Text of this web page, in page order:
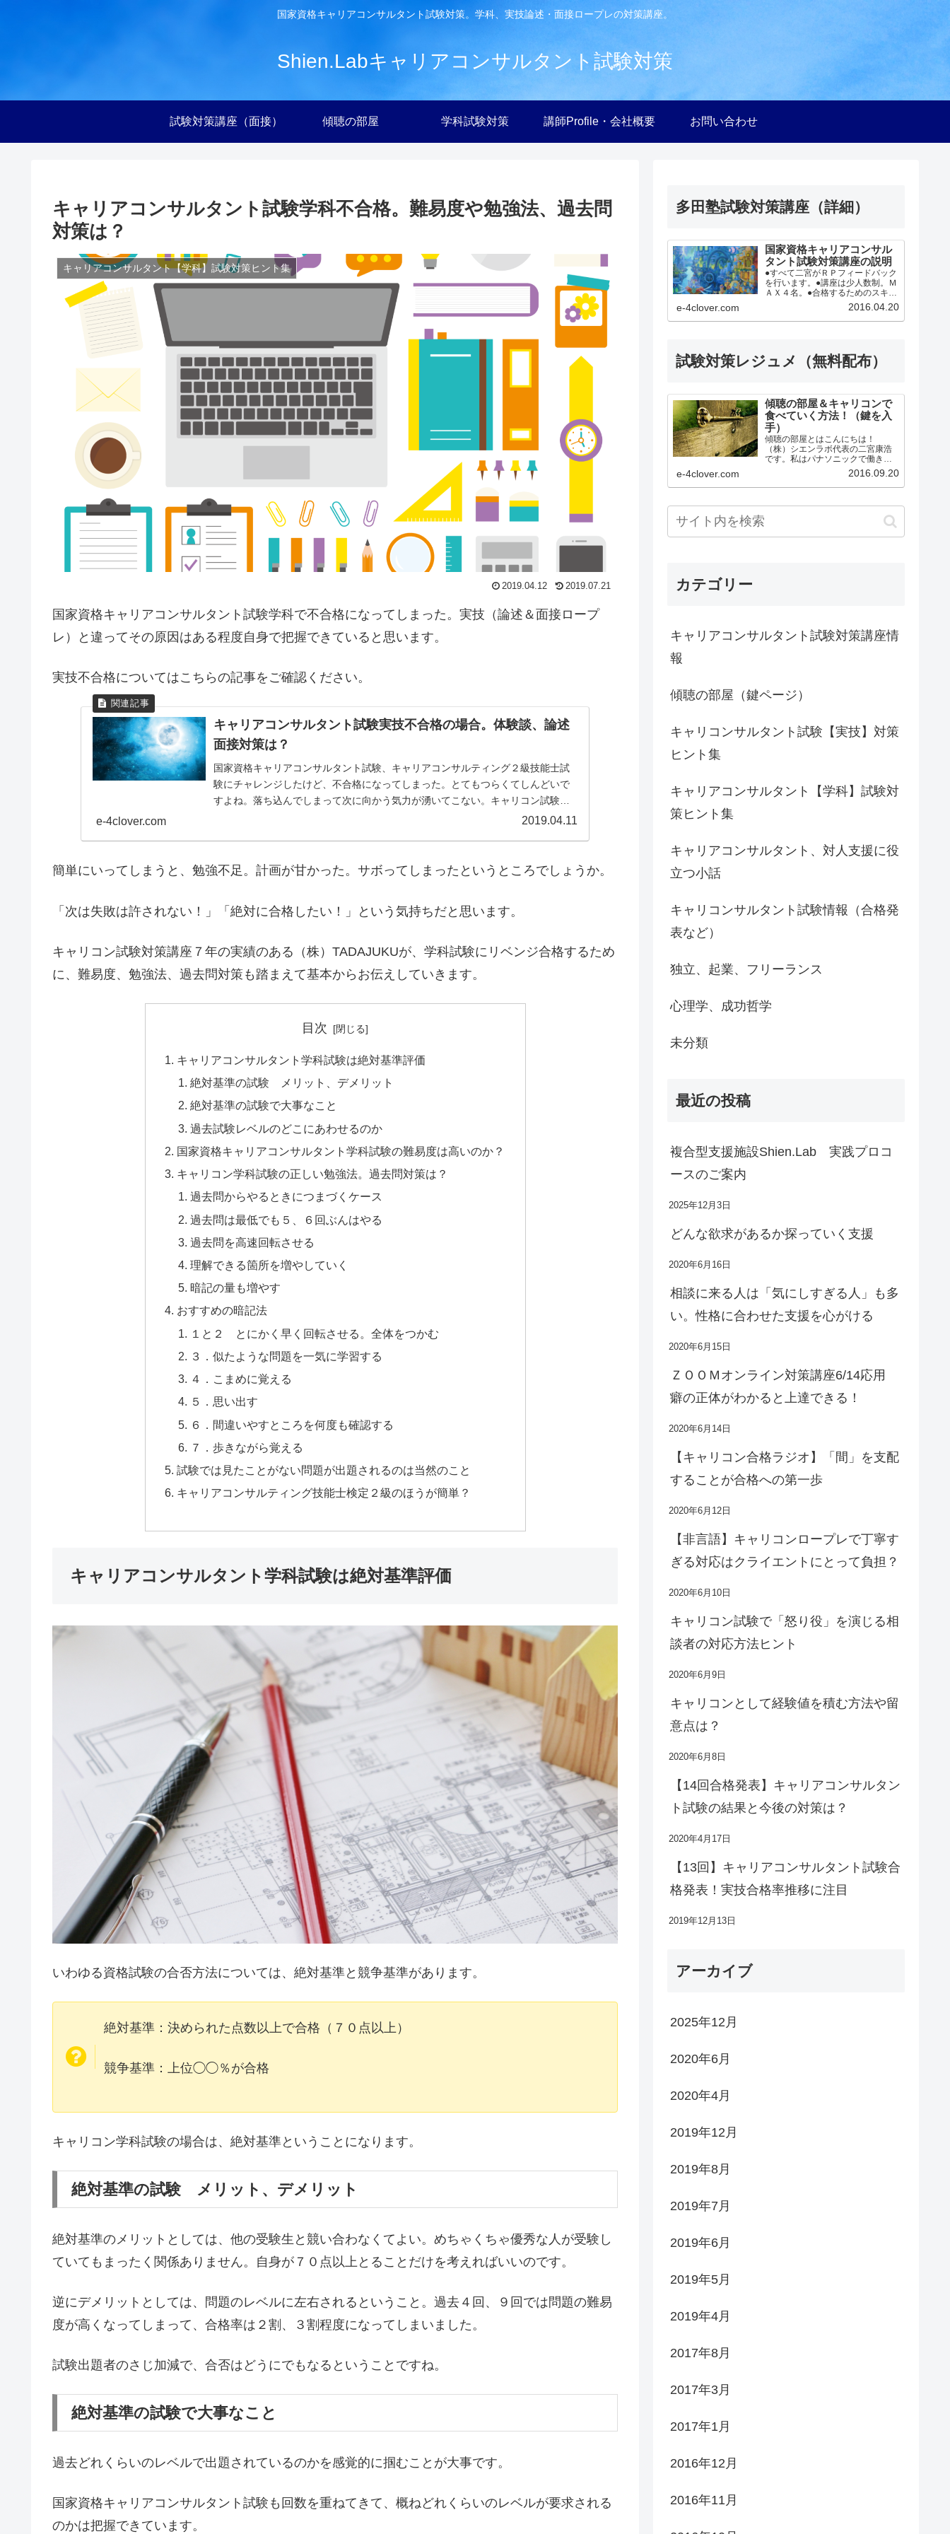
国家資格キャリアコンサルタント試験対策。学科、実技論述・面接ロープレの対策講座。
Shien.Labキャリアコンサルタント試験対策
試験対策講座（面接） 傾聴の部屋 学科試験対策 講師Profile・会社概要 お問い合わせ
キャリアコンサルタント試験学科不合格。難易度や勉強法、過去問
対策は？
キャリアコンサルタント【学科】試験対策ヒント集
2019.04.12 2019.07.21
国家資格キャリアコンサルタント試験学科で不合格になってしまった。実技（論述＆面接ロープ
レ）と違ってその原因はある程度自身で把握できていると思います。
実技不合格についてはこちらの記事をご確認ください。
キャリアコンサルタント試験実技不合格の場合。体験談、論述
面接対策は？
国家資格キャリアコンサルタント試験、キャリアコンサルティング２級技能士試
験にチャレンジしたけど、不合格になってしまった。とてもつらくてしんどいで
すよね。落ち込んでしまって次に向かう気力が湧いてこない。キャリコン試験に
e-4clover.com 2019.04.11
簡単にいってしまうと、勉強不足。計画が甘かった。サボってしまったというところでしょうか。
「次は失敗は許されない！」「絶対に合格したい！」という気持ちだと思います。
キャリコン試験対策講座７年の実績のある（株）TADAJUKUが、学科試験にリベンジ合格するため
に、難易度、勉強法、過去問対策も踏まえて基本からお伝えしていきます。
目次
キャリアコンサルタント学科試験は絶対基準評価
絶対基準の試験 メリット、デメリット
絶対基準の試験で大事なこと
過去試験レベルのどこにあわせるのか
国家資格キャリアコンサルタント学科試験の難易度は高いのか？
キャリコン学科試験の正しい勉強法。過去問対策は？
過去問からやるときにつまづくケース
過去問は最低でも５、６回ぶんはやる
過去問を高速回転させる
理解できる箇所を増やしていく
暗記の量も増やす
おすすめの暗記法
１と２ とにかく早く回転させる。全体をつかむ
３．似たような問題を一気に学習する
４．こまめに覚える
５．思い出す
６．間違いやすところを何度も確認する
７．歩きながら覚える
試験では見たことがない問題が出題されるのは当然のこと
キャリアコンサルティング技能士検定２級のほうが簡単？
キャリアコンサルタント学科試験は絶対基準評価
いわゆる資格試験の合否方法については、絶対基準と競争基準があります。
絶対基準：決められた点数以上で合格（７０点以上）
競争基準：上位◯◯％が合格
キャリコン学科試験の場合は、絶対基準ということになります。
絶対基準の試験 メリット、デメリット
絶対基準のメリットとしては、他の受験生と競い合わなくてよい。めちゃくちゃ優秀な人が受験し
ていてもまったく関係ありません。自身が７０点以上とることだけを考えればいいのです。
逆にデメリットとしては、問題のレベルに左右されるということ。過去４回、９回では問題の難易
度が高くなってしまって、合格率は２割、３割程度になってしまいました。
試験出題者のさじ加減で、合否はどうにでもなるということですね。
絶対基準の試験で大事なこと
過去どれくらいのレベルで出題されているのかを感覚的に掴むことが大事です。
国家資格キャリアコンサルタント試験も回数を重ねてきて、概ねどれくらいのレベルが要求される
のかは把握できています。
多田塾試験対策講座（詳細）
国家資格キャリアコンサル
タント試験対策講座の説明
●すべて二宮がＲＰフィードバック
を行います。●講座は少人数制。Ｍ
ＡＸ４名。●合格するためのスキル
を２日で徹底指導。●ロープレ実践
中心、的確なフィードバック。●受
講後、本番まで何をするべきか明
e-4clover.com 2016.04.20
試験対策レジュメ（無料配布）
傾聴の部屋＆キャリコンで
食べていく方法！（鍵を入
手）
傾聴の部屋とはこんにちは！
（株）シエンラボ代表の二宮康浩
です。私はパナソニックで働きな
がら、勉強の仕方を工夫し、１級
キャリアコンサルティング技能士
の資格を取得、皆さんのサポート
Shien.Labの公認サポーター...
e-4clover.com 2016.09.20
カテゴリー
キャリアコンサルタント試験対策講座情
報
傾聴の部屋（鍵ページ）
キャリコンサルタント試験【実技】対策
ヒント集
キャリアコンサルタント【学科】試験対
策ヒント集
キャリアコンサルタント、対人支援に役
立つ小話
キャリコンサルタント試験情報（合格発
表など）
独立、起業、フリーランス
心理学、成功哲学
未分類
最近の投稿
複合型支援施設Shien.Lab 実践プロコ
ースのご案内
2025年12月3日
どんな欲求があるか探っていく支援
2020年6月16日
相談に来る人は「気にしすぎる人」も多
い。性格に合わせた支援を心がける
2020年6月15日
ＺＯＯＭオンライン対策講座6/14応用
癖の正体がわかると上達できる！
2020年6月14日
【キャリコン合格ラジオ】「間」を支配
することが合格への第一歩
2020年6月12日
【非言語】キャリコンロープレで丁寧す
ぎる対応はクライエントにとって負担？
2020年6月10日
キャリコン試験で「怒り役」を演じる相
談者の対応方法ヒント
2020年6月9日
キャリコンとして経験値を積む方法や留
意点は？
2020年6月8日
【14回合格発表】キャリアコンサルタン
ト試験の結果と今後の対策は？
2020年4月17日
【13回】キャリアコンサルタント試験合
格発表！実技合格率推移に注目
2019年12月13日
アーカイブ
2025年12月
2020年6月
2020年4月
2019年12月
2019年8月
2019年7月
2019年6月
2019年5月
2019年4月
2017年8月
2017年3月
2017年1月
2016年12月
2016年11月